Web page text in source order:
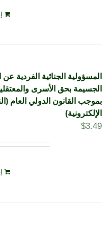
المسؤولية الجنائية الفردية عن
الجسيمة بحق الأسرى
بموجب القانون الدولي العام
الإلكترونية)
$3.49